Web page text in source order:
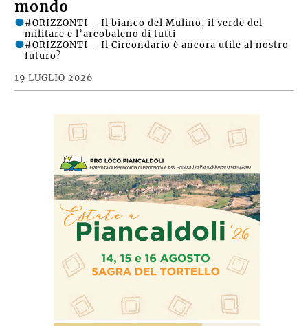
mondo
19 LUGLIO 2026
#ORIZZONTI – Il bianco del Mulino, il verde del
militare e l’arcobaleno di tutti
#ORIZZONTI – Il Circondario è ancora utile al nostro
futuro?